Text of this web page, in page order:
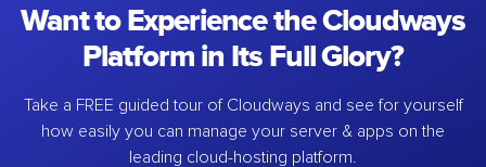
Want to Experience the Cloudways
Platform in Its Full Glory?
Take a FREE guided tour of Cloudways and see for yourself
how easily you can manage your server & apps on the
leading cloud-hosting platform.